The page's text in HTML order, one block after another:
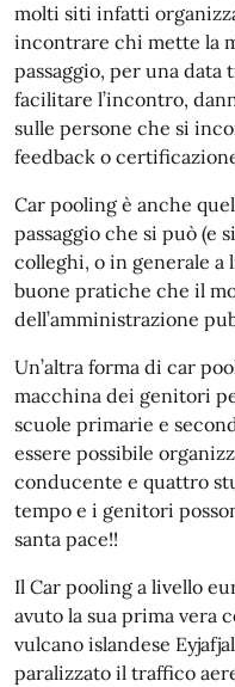
molti siti infatti
incontrare chi mette la
passaggio, per una
facilitare l’incontro,
sulle persone che si
feedback o
Car pooling è anche
passaggio che si può (e
colleghi, o in generale a
buone pratiche che il
dell’amministrazione
Un’altra forma di car
macchina dei genitori
scuole primarie e
essere possibile
conducente e quattro
tempo e i genitori
santa pace!!
Il Car pooling a livello
avuto la sua prima vera
vulcano islandese
paralizzato il traffico